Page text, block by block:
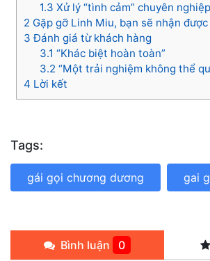
1.3 Xử lý “tình cảm” chuyên nghiệp
2 Gặp gỡ Linh Miu, bạn sẽ nhận được
3 Đánh giá từ khách hàng
3.1 “Khác biệt hoàn toàn”
3.2 “Một trải nghiệm không thể
4 Lời kết
Tags:
gái gọi chương dương gai
Bình luận 0